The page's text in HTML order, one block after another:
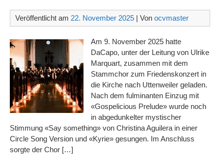
Veröffentlicht am 22. November 2025 | Von ocvmaster
Am 9. November 2025 hatte
DaCapo, unter der Leitung von Ulrike
Marquart, zusammen mit dem
Stammchor zum Friedenskonzert in
die Kirche nach Uttenweiler geladen.
Nach dem fulminanten Einzug mit
«Gospelicious Prelude» wurde noch
in abgedunkelter mystischer
Stimmung «Say something» von Christina Aguilera in einer
Circle Song Version und «Kyrie» gesungen. Im Anschluss
sorgte der Chor […]